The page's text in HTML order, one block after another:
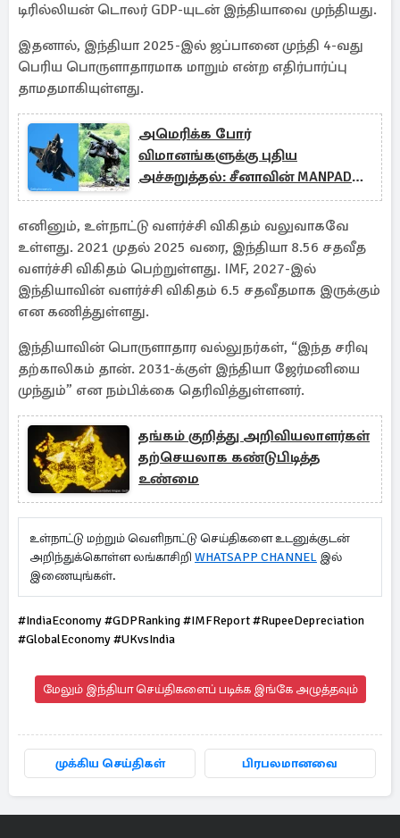
டிரில்லியன் டொலர் GDP-யுடன் இந்தியாவை முந்தியது.
இதனால், இந்தியா 2025-இல் ஜப்பானை முந்தி 4-வது
பெரிய பொருளாதாரமாக மாறும் என்ற எதிர்பார்ப்பு
தாமதமாகியுள்ளது.
அமெரிக்க போர்
விமானங்களுக்கு புதிய
அச்சுறுத்தல்: சீனாவின் MANPAD
ஏவுகணைகள்
எனினும், உள்நாட்டு வளர்ச்சி விகிதம் வலுவாகவே
உள்ளது. 2021 முதல் 2025 வரை, இந்தியா 8.56 சதவீத
வளர்ச்சி விகிதம் பெற்றுள்ளது. IMF, 2027-இல்
இந்தியாவின் வளர்ச்சி விகிதம் 6.5 சதவீதமாக இருக்கும்
என கணித்துள்ளது.
இந்தியாவின் பொருளாதார வல்லுநர்கள், “இந்த சரிவு
தற்காலிகம் தான். 2031-க்குள் இந்தியா ஜேர்மனியை
முந்தும்” என நம்பிக்கை தெரிவித்துள்ளனர்.
தங்கம் குறித்து அறிவியலாளர்கள்
தற்செயலாக கண்டுபிடித்த
உண்மை
உள்நாட்டு மற்றும் வெளிநாட்டு செய்திகளை உடனுக்குடன்
அறிந்துக்கொள்ள லங்காசிறி WHATSAPP CHANNEL இல்
இணையுங்கள்.
#IndiaEconomy #GDPRanking #IMFReport #RupeeDepreciation
#GlobalEconomy #UKvsIndia
மேலும் இந்தியா செய்திகளைப் படிக்க இங்கே அழுத்தவும்
முக்கிய செய்திகள் பிரபலமானவை